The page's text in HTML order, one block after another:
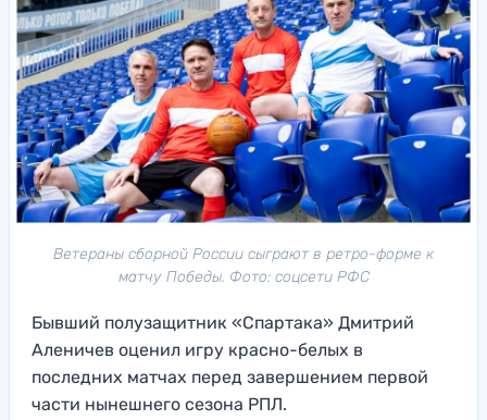
Ветераны сборной России сыграют в ретро-форме к
матчу Победы. Фото: соцсети РФС
Бывший полузащитник «Спартака» Дмитрий
Аленичев оценил игру красно-белых в
последних матчах перед завершением первой
части нынешнего сезона РПЛ.